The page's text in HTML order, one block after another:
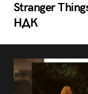
Stranger
НДК